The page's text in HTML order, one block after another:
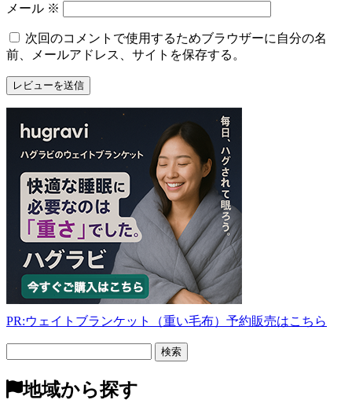
メール ※
次回のコメントで使用するためブラウザーに自分の名
前、メールアドレス、サイトを保存する。
PR:ウェイトブランケット（重い毛布）予約販売はこちら
ー
検
地域から探す